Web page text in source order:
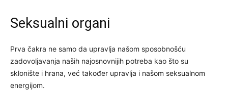
Seksualni organi
Prva čakra ne samo da upravlja našom sposobnošću
zadovoljavanja naših najosnovnijih potreba kao što su
sklonište i hrana, već također upravlja i našom seksualnom
energijom.